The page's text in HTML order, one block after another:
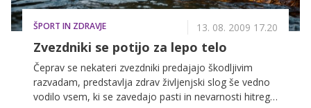
ŠPORT IN ZDRAVJE 13. 08. 2009 17.20
Zvezdniki se potijo za lepo telo
Čeprav se nekateri zvezdniki predajajo škodljivim
razvadam, predstavlja zdrav življenjski slog še vedno
vodilo vsem, ki se zavedajo pasti in nevarnosti hitrega